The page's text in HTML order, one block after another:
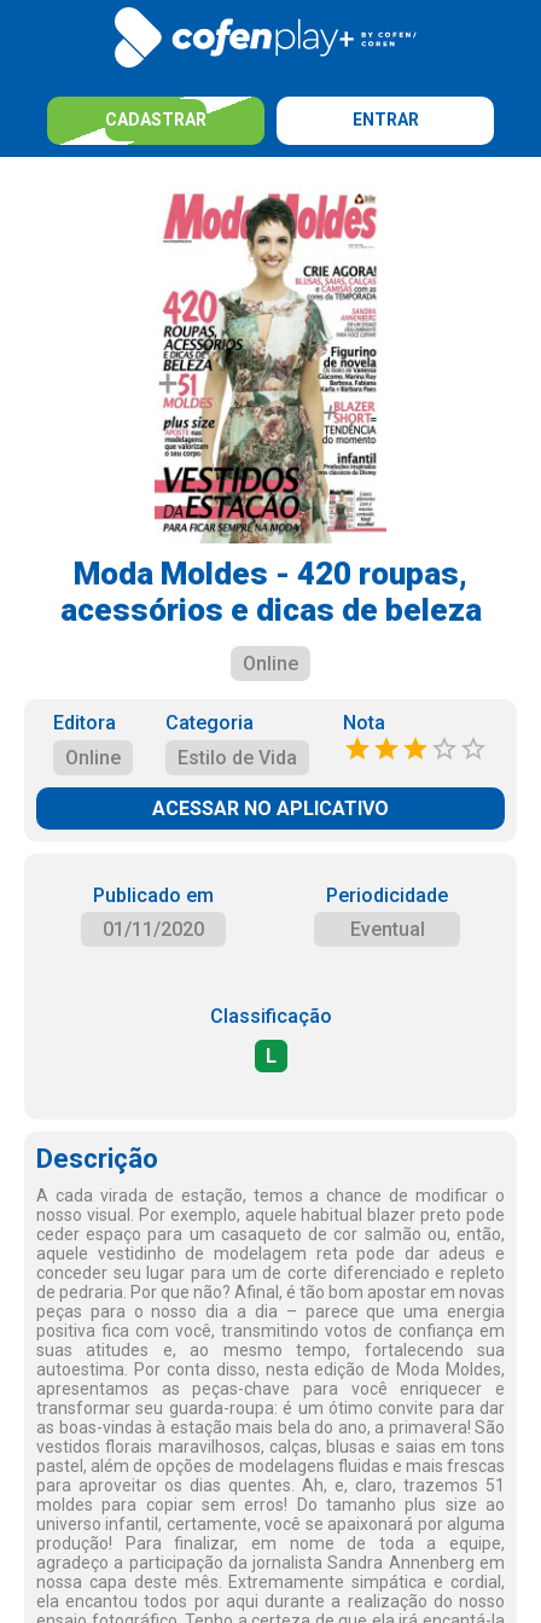
CADASTRAR ENTRAR
Moda Moldes - 420 roupas,
acessórios e dicas de beleza
Online
Editora
Online
Categoria
Estilo de Vida
Nota
ACESSAR NO APLICATIVO
Publicado em
01/11/2020
Periodicidade
Eventual
Classificação
L
Descrição
A cada virada de estação, temos a chance de modificar o
nosso visual. Por exemplo, aquele habitual blazer preto pode
ceder espaço para um casaqueto de cor salmão ou, então,
aquele vestidinho de modelagem reta pode dar adeus e
conceder seu lugar para um de corte diferenciado e repleto
de pedraria. Por que não? Afinal, é tão bom apostar em novas
peças para o nosso dia a dia – parece que uma energia
positiva fica com você, transmitindo votos de confiança em
suas atitudes e, ao mesmo tempo, fortalecendo sua
autoestima. Por conta disso, nesta edição de Moda Moldes,
apresentamos as peças-chave para você enriquecer e
transformar seu guarda-roupa: é um ótimo convite para dar
as boas-vindas à estação mais bela do ano, a primavera! São
vestidos florais maravilhosos, calças, blusas e saias em tons
pastel, além de opções de modelagens fluidas e mais frescas
para aproveitar os dias quentes. Ah, e, claro, trazemos 51
moldes para copiar sem erros! Do tamanho plus size ao
universo infantil, certamente, você se apaixonará por alguma
produção! Para finalizar, em nome de toda a equipe,
agradeço a participação da jornalista Sandra Annenberg em
nossa capa deste mês. Extremamente simpática e cordial,
ela encantou todos por aqui durante a realização do nosso